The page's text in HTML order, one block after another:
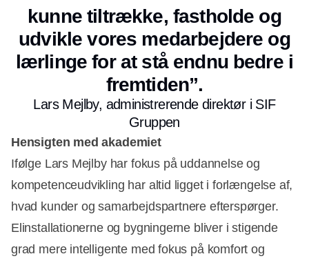
kunne tiltrække, fastholde og
udvikle vores medarbejdere og
lærlinge for at stå endnu bedre i
fremtiden”.
Lars Mejlby, administrerende direktør i SIF
Gruppen
Hensigten med akademiet
Ifølge Lars Mejlby har fokus på uddannelse og
kompetenceudvikling har altid ligget i forlængelse af,
hvad kunder og samarbejdspartnere efterspørger.
Elinstallationerne og bygningerne bliver i stigende
grad mere intelligente med fokus på komfort og